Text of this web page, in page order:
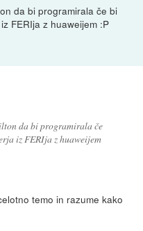
da bi programirala če bi
FERIja z huaweijem :P
da bi programirala če
iz FERIja z huaweijem
temo in razume kako